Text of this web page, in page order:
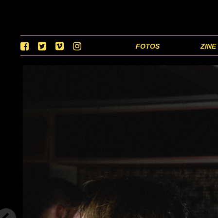
FOTOS ZINE